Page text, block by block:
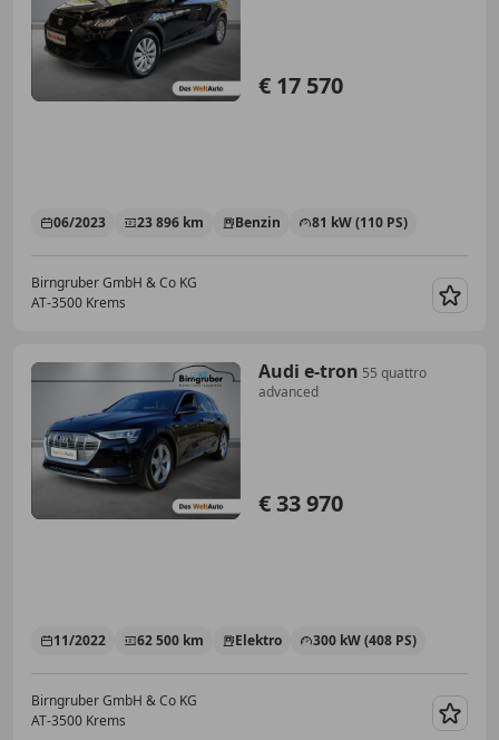
€ 17 570
06/2023 23 896 km Benzin 81 kW (110 PS)
Birngruber GmbH & Co KG
AT-3500 Krems
Audi e-tron 55 quattro
advanced
€ 33 970
11/2022 62 500 km Elektro 300 kW (408 PS)
Birngruber GmbH & Co KG
AT-3500 Krems